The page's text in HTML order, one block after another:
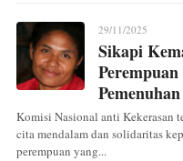
29/11/2025
Sikapi
Komisi Nasional anti Kekerasan
cita mendalam dan solidaritas
perempuan yang...